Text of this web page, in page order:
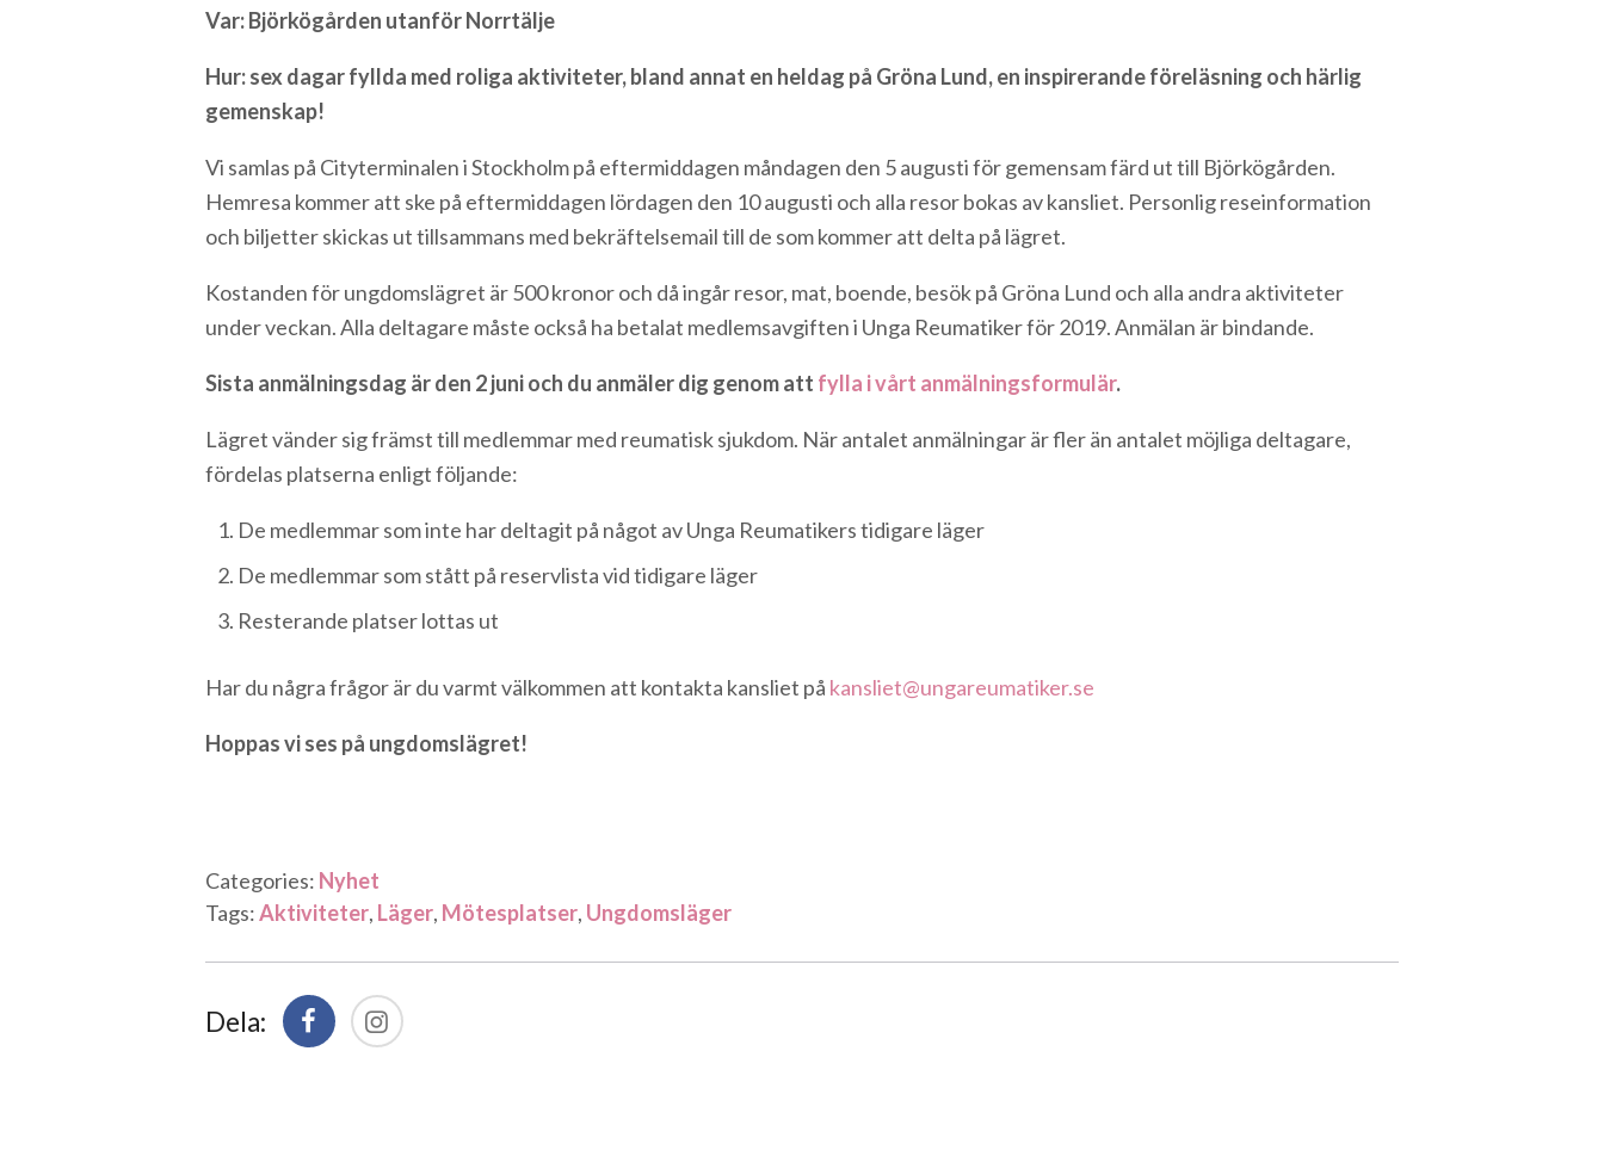
Var: Björkögården utanför Norrtälje
Hur: sex dagar fyllda med roliga aktiviteter, bland annat en heldag på Gröna Lund, en inspirerande föreläsning och härlig
gemenskap!
Vi samlas på Cityterminalen i Stockholm på eftermiddagen måndagen den 5 augusti för gemensam färd ut till Björkögården.
Hemresa kommer att ske på eftermiddagen lördagen den 10 augusti och alla resor bokas av kansliet. Personlig reseinformation
och biljetter skickas ut tillsammans med bekräftelsemail till de som kommer att delta på lägret.
Kostanden för ungdomslägret är 500 kronor och då ingår resor, mat, boende, besök på Gröna Lund och alla andra aktiviteter
under veckan. Alla deltagare måste också ha betalat medlemsavgiften i Unga Reumatiker för 2019. Anmälan är bindande.
Sista anmälningsdag är den 2 juni och du anmäler dig genom att fylla i vårt anmälningsformulär.
Lägret vänder sig främst till medlemmar med reumatisk sjukdom. När antalet anmälningar är fler än antalet möjliga deltagare,
fördelas platserna enligt följande:
De medlemmar som inte har deltagit på något av Unga Reumatikers tidigare läger
De medlemmar som stått på reservlista vid tidigare läger
Resterande platser lottas ut
Har du några frågor är du varmt välkommen att kontakta kansliet på kansliet@ungareumatiker.se
Hoppas vi ses på ungdomslägret!
Categories: Nyhet
Tags:Aktiviteter, Läger, Mötesplatser, Ungdomsläger
Dela: